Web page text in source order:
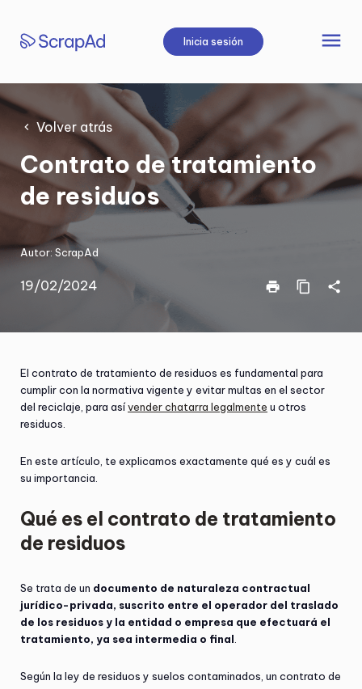
contenido
Inicia sesión menu
Volver atrás
Contrato de tratamiento
de residuos
Autor: ScrapAd
19/02/2024 print content_copy share
El contrato de tratamiento de residuos es fundamental para
cumplir con la normativa vigente y evitar multas en el sector
del reciclaje, para asívender chatarra legalmente u otros
residuos.
En este artículo, te explicamos exactamente qué es y cuál es
su importancia.
Qué es el contrato de tratamiento
de residuos
Se trata de un documento de naturaleza contractual
jurídico-privada, suscrito entre el operador del traslado
de los residuos y la entidad o empresa que efectuará el
tratamiento, ya sea intermedia o final
Según la ley de residuos y suelos contaminados, un contrato de